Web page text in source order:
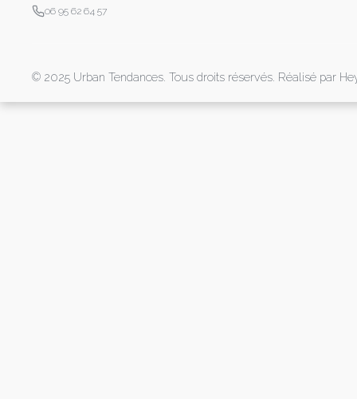
06 95 62 64 57
© 2025 Urban Tendances. Tous droits réservés. Réalisé par